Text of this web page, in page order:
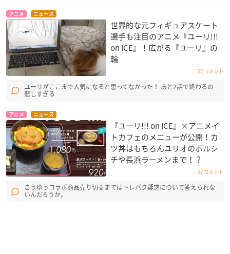
アニメ ニュース
世界的な元フィギュアスケート
選手も注目のアニメ『ユーリ!!!
on ICE』！広がる『ユーリ』の
輪
52コメント
ユーリがここまで人気になると思ってなかった！ あと2話で終わるの
悲しすぎる
アニメ ニュース
『ユーリ!!! on ICE』×アニメイ
トカフェのメニューが公開！カ
ツ丼はもちろんユリオのボルシ
チや長浜ラーメンまで！？
37コメント
こうゆうコラボ商品売り切るまではトレパク疑惑について答えられな
いんだろうか。